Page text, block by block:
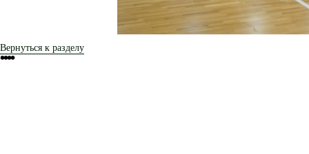
Вернуться к разделу
••••